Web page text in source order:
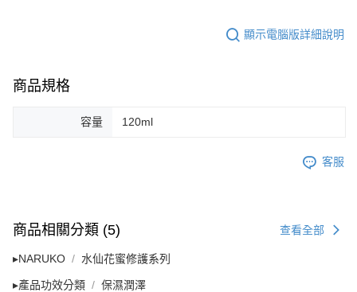
顯示電腦版詳細說明
商品規格
容量 120ml
客服
商品相關分類 (5) 查看全部
▸NARUKO 水仙花蜜修護系列
▸產品功效分類 保濕潤澤